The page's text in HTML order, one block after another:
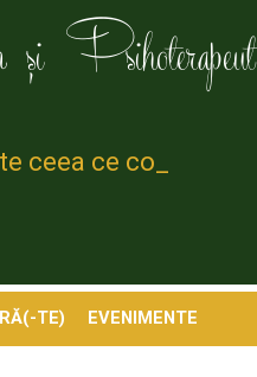
TE) EVENIMENTE
Psihoterapeut
ce contea_